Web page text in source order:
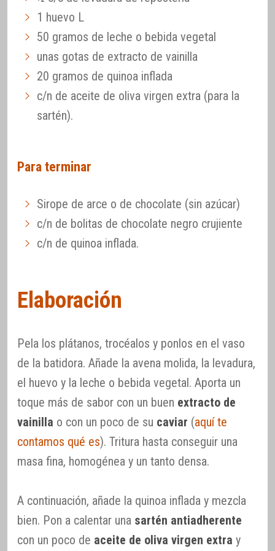
1 huevo L
50 gramos de leche o bebida vegetal
unas gotas de extracto de vainilla
20 gramos de quinoa inflada
c/n de aceite de oliva virgen extra (para la
sartén).
Para terminar
Sirope de arce o de chocolate (sin azúcar)
c/n de bolitas de chocolate negro crujiente
c/n de quinoa inflada.
Elaboración
Pela los plátanos, trocéalos y ponlos en el vaso
de la batidora. Añade la avena molida, la levadura,
el huevo y la leche o bebida vegetal. Aporta un
toque más de sabor con un buen extracto de
vainilla o con un poco de su caviar (aquí te
contamos qué es). Tritura hasta conseguir una
masa fina, homogénea y un tanto densa.
A continuación, añade la quinoa inflada y mezcla
bien. Pon a calentar una sartén antiadherente
con un poco de aceite de oliva virgen extra y